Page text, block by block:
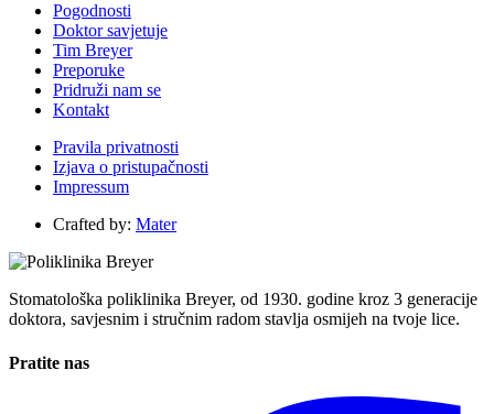
Pogodnosti
Doktor savjetuje
Tim Breyer
Preporuke
Pridruži nam se
Kontakt
Pravila privatnosti
Izjava o pristupačnosti
Impressum
Crafted by: Mater
Stomatološka poliklinika Breyer, od 1930. godine kroz 3 generacije
doktora, savjesnim i stručnim radom stavlja osmijeh na tvoje lice.
Pratite nas